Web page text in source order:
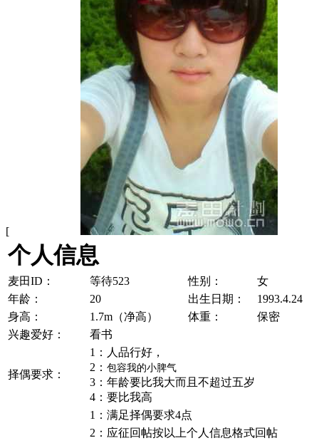
[
个人信息
麦田ID： 等待523 性别：
女
年龄：
20 出生日期：
1993.4.24
身高：
1.7m（净高） 体重：
保密
兴趣爱好：
看书
择偶要求：
1：人品行好，
2： 包容我的小脾气
3：年龄要比我大而且不超过五岁
4：要比我高
1：满足择偶要求4点
2：应征回帖按以上个人信息格式回帖